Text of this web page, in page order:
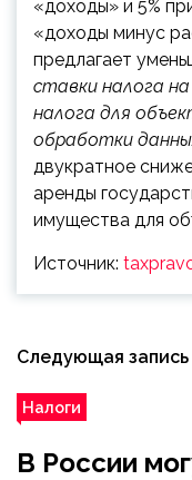
«доходы» и 5%
«доходы минус
предлагает
ставки налога
налога для
обработки
двукратное
аренды
имущества для
Источник:
Следующая запись
Налоги
В России